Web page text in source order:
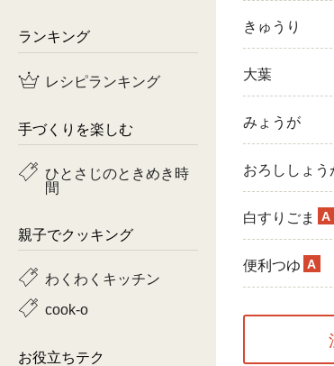
きゅうり
大葉
みょうが
おろししょう
白すりごま A
便利つゆ A
ピ
ランキング
レシピランキング
手づくりを楽しむ
ひとさじのときめき時
間
親子でクッキング
わくわくキッチン
cook-o
お役立ちテク